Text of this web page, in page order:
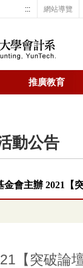
網站導覽
:::
推廣教育
動公告
金會主辦 2021【
【突破論